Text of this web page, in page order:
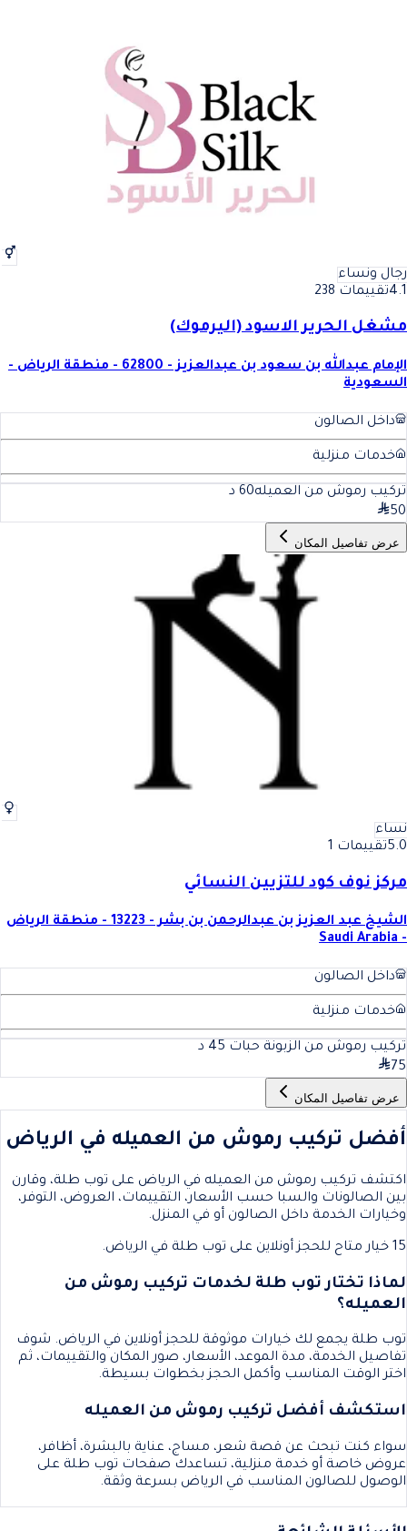
رجال ونساء
4.1تقييمات 238
مشغل الحرير الاسود (اليرموك)
الإمام عبدالله بن سعود بن عبدالعزيز - 62800 - منطقة الرياض -
السعودية
داخل الصالون
خدمات منزلية
تركيب رموش من العميله60 د
50
عرض تفاصيل المكان
نساء
5.0تقييمات 1
مركز نوف كود للتزيين النسائي
الشيخ عبد العزيز بن عبدالرحمن بن بشر - 13223 - منطقة الرياض
- Saudi Arabia
داخل الصالون
خدمات منزلية
تركيب رموش من الزبونة حبات 45 د
75
عرض تفاصيل المكان
أفضل تركيب رموش من العميله في الرياض
اكتشف تركيب رموش من العميله في الرياض على توب طلة، وقارن
بين الصالونات والسبا حسب الأسعار، التقييمات، العروض، التوفر،
وخيارات الخدمة داخل الصالون أو في المنزل.
15 خيار متاح للحجز أونلاين على توب طلة في الرياض.
لماذا تختار توب طلة لخدمات تركيب رموش من
العميله؟
توب طلة يجمع لك خيارات موثوقة للحجز أونلاين في الرياض. شوف
تفاصيل الخدمة، مدة الموعد، الأسعار، صور المكان والتقييمات، ثم
اختر الوقت المناسب وأكمل الحجز بخطوات بسيطة.
استكشف أفضل تركيب رموش من العميله
سواء كنت تبحث عن قصة شعر، مساج، عناية بالبشرة، أظافر،
عروض خاصة أو خدمة منزلية، تساعدك صفحات توب طلة على
الوصول للصالون المناسب في الرياض بسرعة وثقة.